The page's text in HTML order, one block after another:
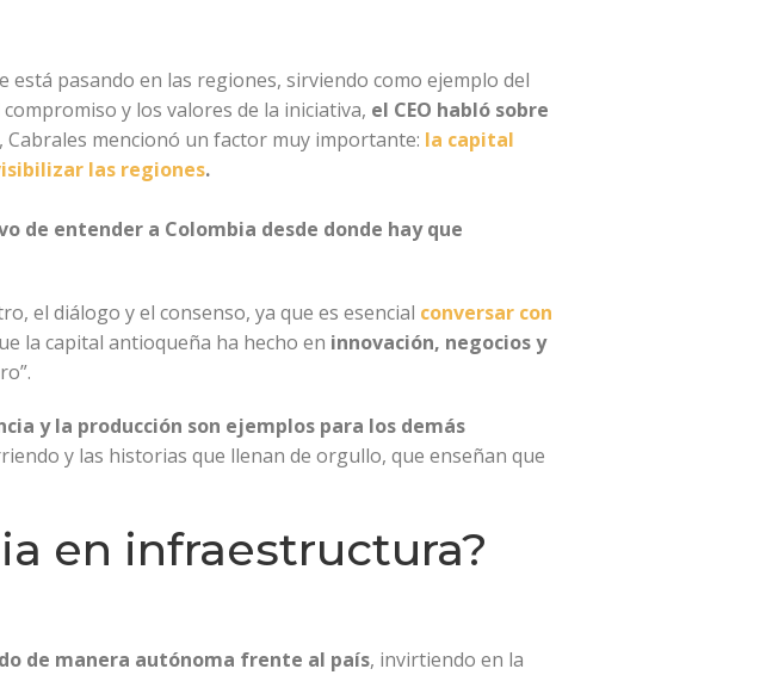
está pasando en las regiones, sirviendo como ejemplo del
y los valores de la iniciativa, el CEO habló sobre
mencionó un factor muy importante: la capital
las regiones.
de entender a Colombia desde donde hay que
el diálogo y el consenso, ya que es esencial conversar con
la capital antioqueña ha hecho en innovación, negocios y
y la producción son ejemplos para los demás
y las historias que llenan de orgullo, que enseñan que
en infraestructura?
de manera autónoma frente al país, invirtiendo en la